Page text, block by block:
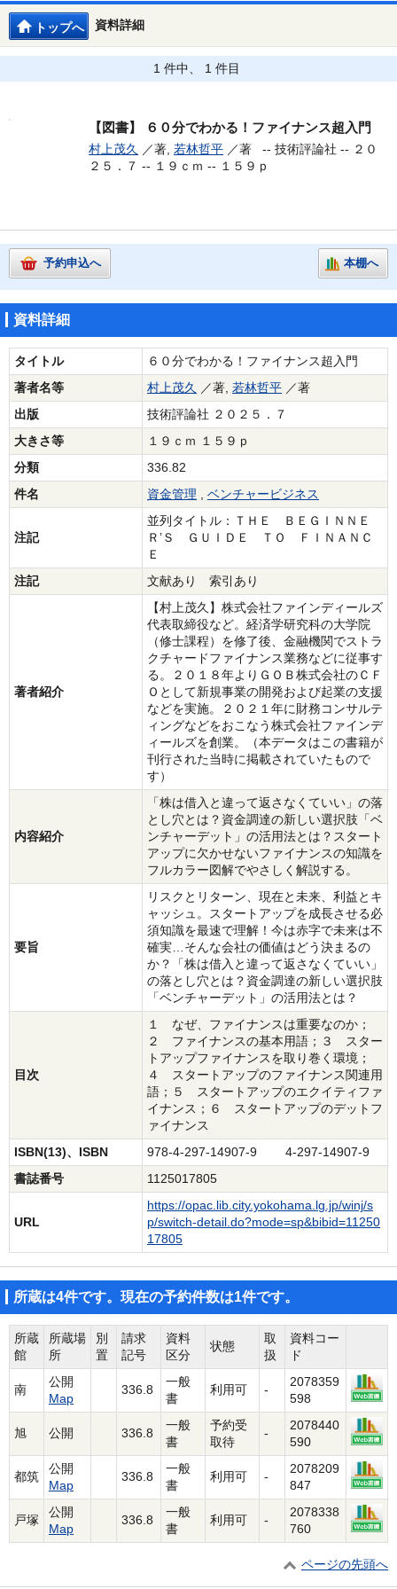
資料詳細
トップへ
1 件中、 1 件目
【図書】 ６０分でわかる！ファイナンス超入門
村上茂久 ／著, 若林哲平 ／著 -- 技術評論社 -- ２０
２５．７ -- １９ｃｍ -- １５９ｐ
予約申込へ 本棚へ
資料詳細
タイトル
６０分でわかる！ファイナンス超入門
著者名等
村上茂久 ／著, 若林哲平 ／著
出版
技術評論社 ２０２５．７
大きさ等
１９ｃｍ １５９ｐ
分類
336.82
件名
資金管理 , ベンチャービジネス
注記
並列タイトル：ＴＨＥ ＢＥＧＩＮＮＥ
Ｒ’Ｓ ＧＵＩＤＥ ＴＯ ＦＩＮＡＮＣ
Ｅ
注記
文献あり 索引あり
著者紹介
【村上茂久】株式会社ファインディールズ
代表取締役など。経済学研究科の大学院
（修士課程）を修了後、金融機関でストラ
クチャードファイナンス業務などに従事す
る。２０１８年よりＧＯＢ株式会社のＣＦ
Ｏとして新規事業の開発および起業の支援
などを実施。２０２１年に財務コンサルテ
ィングなどをおこなう株式会社ファインデ
ィールズを創業。（本データはこの書籍が
刊行された当時に掲載されていたもので
す）
内容紹介
「株は借入と違って返さなくていい」の落
とし穴とは？資金調達の新しい選択肢「ベ
ンチャーデット」の活用法とは？スタート
アップに欠かせないファイナンスの知識を
フルカラー図解でやさしく解説する。
要旨
リスクとリターン、現在と未来、利益とキ
ャッシュ。スタートアップを成長させる必
須知識を最速で理解！今は赤字で未来は不
確実…そんな会社の価値はどう決まるの
か？「株は借入と違って返さなくていい」
の落とし穴とは？資金調達の新しい選択肢
「ベンチャーデット」の活用法とは？
目次
１ なぜ、ファイナンスは重要なのか；
２ ファイナンスの基本用語；３ スター
トアップファイナンスを取り巻く環境；
４ スタートアップのファイナンス関連用
語；５ スタートアップのエクイティファ
イナンス；６ スタートアップのデットフ
ァイナンス
ISBN(13)、ISBN
978-4-297-14907-9 4-297-14907-9
書誌番号
1125017805
URL
https://opac.lib.city.yokohama.lg.jp/winj/s
p/switch-detail.do?mode=sp&bibid=11250
17805
所蔵は4件です。現在の予約件数は1件です。
所蔵
館
所蔵場
所
別
置
請求
記号
資料
区分
状態
取
扱
資料コー
ド
南
公開
Map
336.8
一般
書
利用可 -
2078359
598
旭 公開 336.8
一般
書
予約受
取待
-
2078440
590
都筑
公開
Map
336.8
一般
書
利用可 -
2078209
847
戸塚
公開
Map
336.8
一般
書
利用可 -
2078338
760
ページの先頭へ